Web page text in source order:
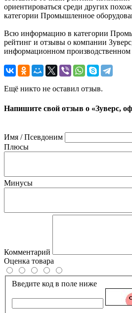
ориентироваться среди других
категории Промышленное
Всю информацию в категории
рейтинг и отзывы о компании
информационном производственном
Ещё никто не оставил отзыв.
Напишите свой отзыв о «Зуверс,
Имя / Псевдоним
Плюсы
Минусы
Комментарий
Оценка товара
Введите код в поле ниже